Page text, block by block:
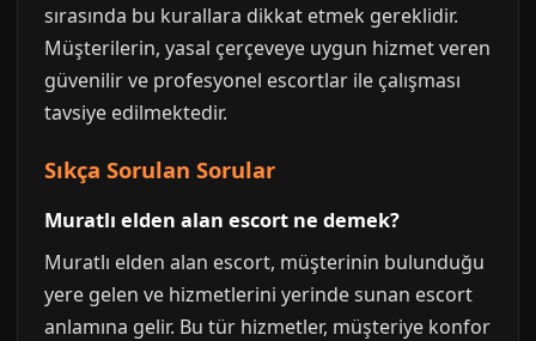
sırasında bu kurallara dikkat etmek gereklidir.
Müşterilerin, yasal çerçeveye uygun hizmet veren
güvenilir ve profesyonel escortlar ile çalışması
tavsiye edilmektedir.
Sıkça Sorulan Sorular
Muratlı elden alan escort ne demek?
Muratlı elden alan escort, müşterinin bulunduğu
yere gelen ve hizmetlerini yerinde sunan escort
anlamına gelir. Bu tür hizmetler, müşteriye konfor